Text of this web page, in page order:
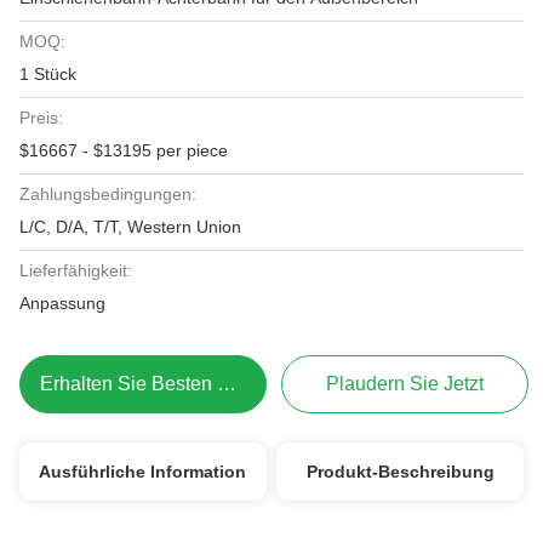
MOQ:
1 Stück
Preis:
$16667 - $13195 per piece
Zahlungsbedingungen:
L/C, D/A, T/T, Western Union
Lieferfähigkeit:
Anpassung
Erhalten Sie Besten Preis Plaudern Sie Jetzt
Ausführliche Information Produkt-Beschreibung